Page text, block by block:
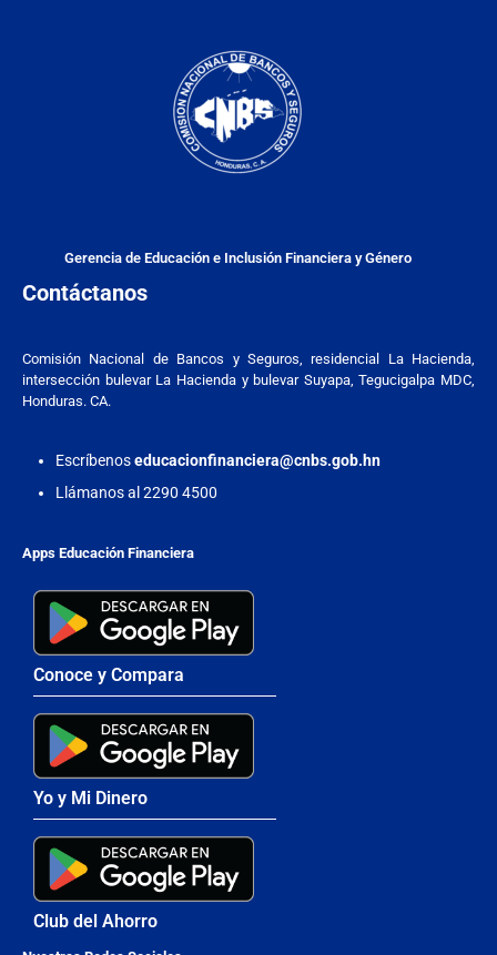
Gerencia de Educación e Inclusión Financiera y Género
Contáctanos
Comisión Nacional de Bancos y Seguros, residencial La Hacienda,
intersección bulevar La Hacienda y bulevar Suyapa, Tegucigalpa MDC,
Honduras. CA.
Escríbenoseducacionfinanciera@cnbs.gob.hn
Llámanos al 2290 4500
Apps Educación Financiera
Conoce y Compara
Yo y Mi Dinero
Club del Ahorro